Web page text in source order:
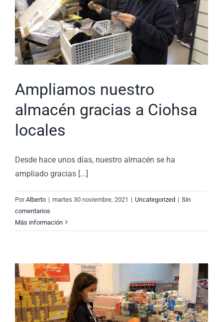
Ampliamos nuestro
almacén gracias a Ciohsa
locales
Desde hace unos días, nuestro almacén se ha
ampliado gracias [...]
PorAlberto | martes 30 noviembre, 2021 | Uncategorized | Sin
comentarios
Más información